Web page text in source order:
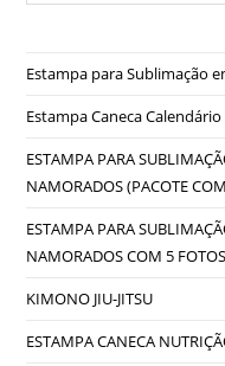
Estampa para Sublimação
Estampa Caneca
ESTAMPA PARA
NAMORADOS (PACOTE
ESTAMPA PARA
NAMORADOS COM 5 FOTOS
KIMONO JIU-JITSU
ESTAMPA CANECA